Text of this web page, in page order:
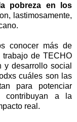
pobreza en los
lastimosamente,
conocer más de
de TECHO
desarrollo social
cuáles son las
para potenciar
contribuyan a la
real.